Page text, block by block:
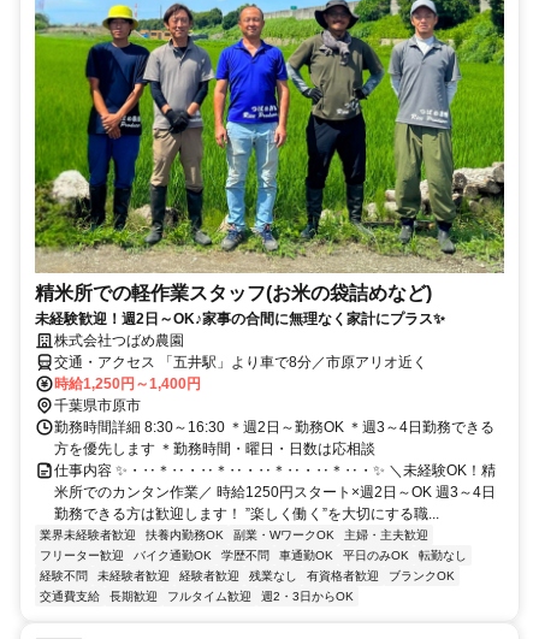
精米所での軽作業スタッフ(お米の袋詰めなど)
未経験歓迎！週2日～OK♪家事の合間に無理なく家計にプラス✨
株式会社つばめ農園
交通・アクセス 「五井駅」より車で8分／市原アリオ近く
時給1,250円～1,400円
千葉県市原市
勤務時間詳細 8:30～16:30 ＊週2日～勤務OK ＊週3～4日勤務できる
方を優先します ＊勤務時間・曜日・日数は応相談
仕事内容 ✨・‥＊‥・‥＊‥・‥＊‥・‥＊‥・✨ ＼未経験OK！精
米所でのカンタン作業／ 時給1250円スタート×週2日～OK 週3～4日
勤務できる方は歓迎します！ ”楽しく働く”を大切にする職...
業界未経験者歓迎 扶養内勤務OK 副業・WワークOK
主婦・主夫歓迎
フリーター歓迎
バイク通勤OK 学歴不問 車通勤OK 平日のみOK
転勤なし
経験不問
未経験者歓迎 経験者歓迎 残業なし 有資格者歓迎
ブランクOK
交通費支給
長期歓迎 フルタイム歓迎 週2・3日からOK